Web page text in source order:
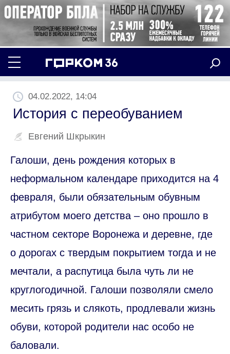
04.02.2022, 14:04
История с переобуванием
Евгений Шкрыкин
Галоши, день рождения которых в
неформальном календаре приходится на 4
февраля, были обязательным обувным
атрибутом моего детства – оно прошло в
частном секторе Воронежа и деревне, где
о дорогах с твердым покрытием тогда и не
мечтали, а распутица была чуть ли не
круглогодичной. Галоши позволяли смело
месить грязь и слякоть, продлевали жизнь
обуви, которой родители нас особо не
баловали.